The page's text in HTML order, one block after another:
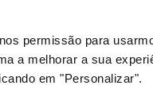
permissão para
a melhorar a sua
em "Personalizar".